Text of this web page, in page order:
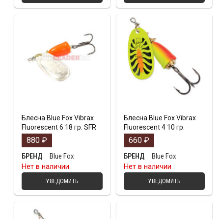
Блесна Blue Fox Vibrax
Fluorescent 6 18 гр. SFR
880 ₽
БРЕНД
Blue Fox
Нет в наличии
УВЕДОМИТЬ
Блесна Blue Fox Vibrax
Fluorescent 4 10 гр.
660 ₽
БРЕНД
Blue Fox
Нет в наличии
УВЕДОМИТЬ